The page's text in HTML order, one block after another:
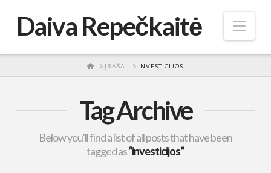
Daiva Repečkaitė
HOMEĮRAŠAI INVESTICIJOS
Tag Archive
Below you'll find a list of all posts that have been
tagged as“investicijos”